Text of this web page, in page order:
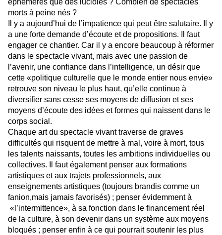
éphémères que des lucioles ? Combien de spectacles
morts à peine nés ?
Il y a aujourd’hui de l’impatience qui peut être salutaire. Il y
a une forte demande d’écoute et de propositions. Il faut
engager ce chantier. Car il y a encore beaucoup à réformer
dans le spectacle vivant, mais avec une passion de
l’avenir, une confiance dans l’intelligence, un désir que
cette «politique culturelle que le monde entier nous envie»
retrouve son niveau le plus haut, qu’elle continue à
diversifier sans cesse ses moyens de diffusion et ses
moyens d’écoute des idées et formes qui naissent dans le
corps social.
Chaque art du spectacle vivant traverse de graves
difficultés qui risquent de mettre à mal, voire à mort, tous
les talents naissants, toutes les ambitions individuelles ou
collectives. Il faut également penser aux formations
artistiques et aux trajets professionnels, aux
enseignements artistiques (toujours brandis comme un
fanion,mais jamais favorisés) ; penser évidemment à
«l’intermittence», à sa fonction dans le financement réel
de la culture, à son devenir dans un système aux moyens
bloqués ; penser enfin à ce qui pourrait soutenir les plus